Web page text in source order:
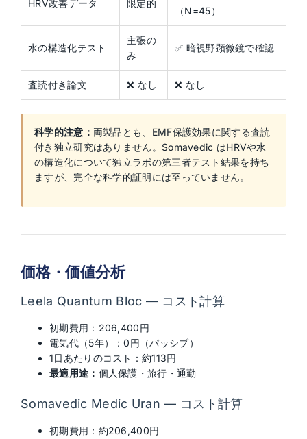
HRV改善データ 限定的
（N=45）
水の構造化テスト
主張の
み
✅ 暗視野顕微鏡で確認
査読付き論文 ❌ なし ❌ なし
科学的注意： 両製品とも、EMF保護効果に関する査読
付き独立研究はありません。Somavedic はHRVや水
の構造化について独立ラボの第三者テスト結果を持ち
ますが、完全な科学的証明には至っていません。
価格・価値分析
Leela Quantum Bloc — コスト計算
初期費用：206,400円
電気代（5年）：0円（パッシブ）
1日あたりのコスト：約113円
最適用途： 個人保護・旅行・通勤
Somavedic Medic Uran — コスト計算
初期費用：約206,400円